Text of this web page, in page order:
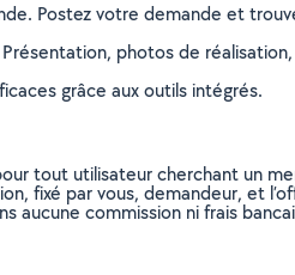
Postez votre demande et
photos de
grâce aux outils intégrés.
tout utilisateur cherchant un
fixé par vous, demandeur, et
aucune commission ni frais